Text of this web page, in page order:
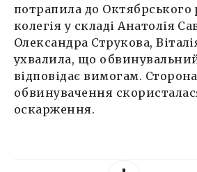
потрапила до Октябрського
колегія у складі Анатолія
Олександра Струкова,
ухвалила, що
відповідає вимогам. Сторона
обвинувачення
оскарження.